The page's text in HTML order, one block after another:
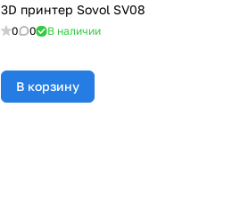
3D принтер Sovol SV08
0 0 В наличии
В корзину